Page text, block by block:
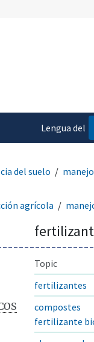
Lengua del
del suelo
agrícola
Topic
fertilizantes
compostes
fertilizante